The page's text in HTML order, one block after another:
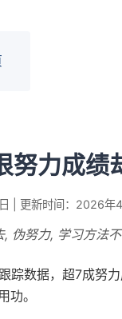
努力成绩
| 更新时间：2026年
, 伪努力, 学习方法
踪数据，超7成努
功。